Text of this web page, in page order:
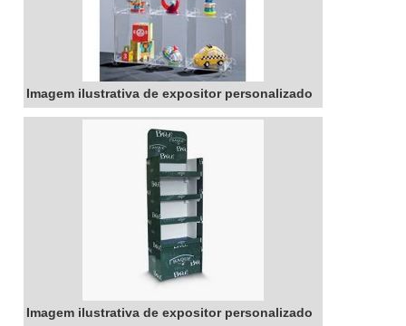
seja vista por muito tempo.
Imagem ilustrativa de expositor personalizado
Imagem ilustrativa de expositor personalizado